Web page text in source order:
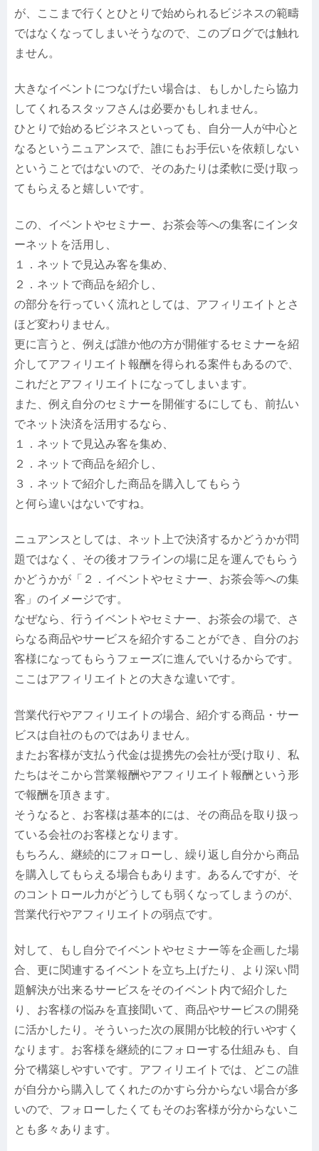
が、ここまで行くとひとりで始められるビジネスの範疇
ではなくなってしまいそうなので、このブログでは触れ
ません。
大きなイベントにつなげたい場合は、もしかしたら協力
してくれるスタッフさんは必要かもしれません。
ひとりで始めるビジネスといっても、自分一人が中心と
なるというニュアンスで、誰にもお手伝いを依頼しない
ということではないので、そのあたりは柔軟に受け取っ
てもらえると嬉しいです。
この、イベントやセミナー、お茶会等への集客にインタ
ーネットを活用し、
１．ネットで見込み客を集め、
２．ネットで商品を紹介し、
の部分を行っていく流れとしては、アフィリエイトとさ
ほど変わりません。
更に言うと、例えば誰か他の方が開催するセミナーを紹
介してアフィリエイト報酬を得られる案件もあるので、
これだとアフィリエイトになってしまいます。
また、例え自分のセミナーを開催するにしても、前払い
でネット決済を活用するなら、
１．ネットで見込み客を集め、
２．ネットで商品を紹介し、
３．ネットで紹介した商品を購入してもらう
と何ら違いはないですね。
ニュアンスとしては、ネット上で決済するかどうかが問
題ではなく、その後オフラインの場に足を運んでもらう
かどうかが「２．イベントやセミナー、お茶会等への集
客」のイメージです。
なぜなら、行うイベントやセミナー、お茶会の場で、さ
らなる商品やサービスを紹介することができ、自分のお
客様になってもらうフェーズに進んでいけるからです。
ここはアフィリエイトとの大きな違いです。
営業代行やアフィリエイトの場合、紹介する商品・サー
ビスは自社のものではありません。
またお客様が支払う代金は提携先の会社が受け取り、私
たちはそこから営業報酬やアフィリエイト報酬という形
で報酬を頂きます。
そうなると、お客様は基本的には、その商品を取り扱っ
ている会社のお客様となります。
もちろん、継続的にフォローし、繰り返し自分から商品
を購入してもらえる場合もあります。あるんですが、そ
のコントロール力がどうしても弱くなってしまうのが、
営業代行やアフィリエイトの弱点です。
対して、もし自分でイベントやセミナー等を企画した場
合、更に関連するイベントを立ち上げたり、より深い問
題解決が出来るサービスをそのイベント内で紹介した
り、お客様の悩みを直接聞いて、商品やサービスの開発
に活かしたり。そういった次の展開が比較的行いやすく
なります。お客様を継続的にフォローする仕組みも、自
分で構築しやすいです。アフィリエイトでは、どこの誰
が自分から購入してくれたのかすら分からない場合が多
いので、フォローしたくてもそのお客様が分からないこ
とも多々あります。